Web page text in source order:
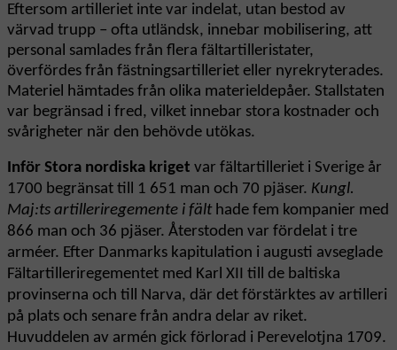
Eftersom artilleriet inte var indelat, utan bestod av
värvad trupp – ofta utländsk, innebar mobilisering, att
personal samlades från flera fältartilleristater,
överfördes från fästningsartilleriet eller nyrekryterades.
Materiel hämtades från olika materieldepåer. Stallstaten
var begränsad i fred, vilket innebar stora kostnader och
svårigheter när den behövde utökas.
Inför Stora nordiska kriget var fältartilleriet i Sverige år
1700 begränsat till 1 651 man och 70 pjäser. Kungl.
Maj:ts artilleriregemente i fälthade fem kompanier med
866 man och 36 pjäser. Återstoden var fördelat i tre
arméer. Efter Danmarks kapitulation i augusti avseglade
Fältartilleriregementet med Karl XII till de baltiska
provinserna och till Narva, där det förstärktes av artilleri
på plats och senare från andra delar av riket.
Huvuddelen av armén gick förlorad i Perevelotjna 1709.